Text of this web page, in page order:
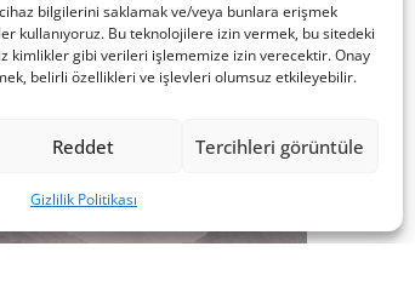
bilgilerini saklamak ve/veya bunlara erişmek
kullanıyoruz. Bu teknolojilere izin vermek, bu sitedeki
kimlikler gibi verileri işlememize izin verecektir. Onay
belirli özellikleri ve işlevleri olumsuz etkileyebilir.
Reddet Tercihleri görüntüle
Gizlilik Politikası